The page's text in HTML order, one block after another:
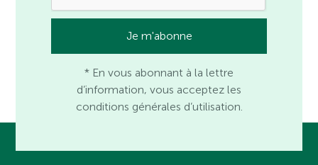
* En vous abonnant à la lettre
d’information, vous acceptez les
conditions générales d’utilisation.